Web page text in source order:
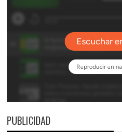
PUBLICIDAD